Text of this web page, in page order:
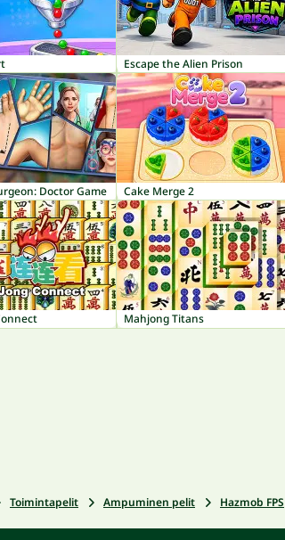
Escape the Alien Prison
Doctor Game Cake Merge 2
Mahjong Titans
Toimintapelit Ampuminen pelit Hazmob FPS